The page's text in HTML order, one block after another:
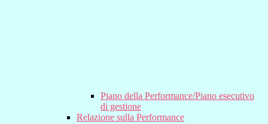
Piano della Performance/Piano esecutivo
di gestione
Relazione sulla Performance